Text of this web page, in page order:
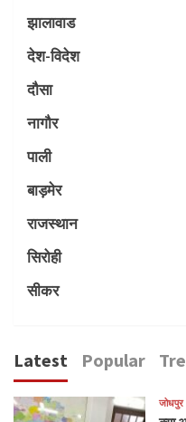
झालावाड
देश-विदेश
दौसा
नागौर
पाली
बाड़मेर
राजस्थान
सिरोही
सीकर
Latest Popular
जोधपुर